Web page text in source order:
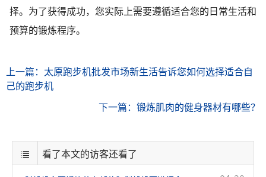
择。为了获得成功，您实际上需要遵循适合您的日常生活和
预算的锻炼程序。
上一篇：太原跑步机批发市场新生活告诉您如何选择适合自
己的跑步机
下一篇：锻炼肌肉的健身器材有哪些？
看了本文的访客还看了